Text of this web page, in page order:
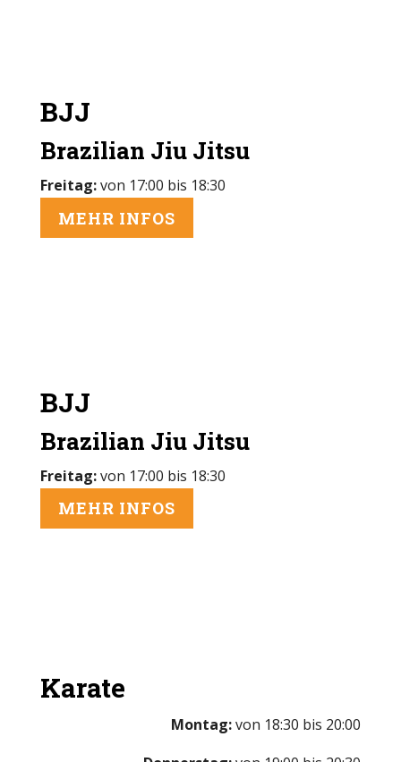
BJJ
Brazilian Jiu Jitsu
Freitag:von 17:00 bis 18:30
MEHR INFOS
BJJ
Brazilian Jiu Jitsu
Freitag:von 17:00 bis 18:30
MEHR INFOS
Karate
Montag:von 18:30 bis 20:00